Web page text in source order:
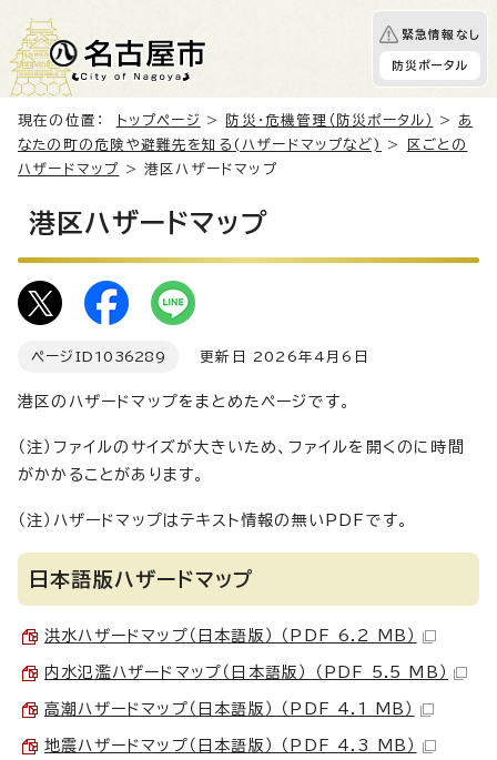
緊急情報なし
防災ポータル
現在の位置： トップページ > 防災・危機管理（防災ポータル） > あ
なたの町の危険や避難先を知る(ハザードマップなど)
>
区ごとの
ハザードマップ
> 港区ハザードマップ
港区ハザードマップ
ページID 1036289 更新日 2026年4月6日
港区のハザードマップをまとめたページです。
（注）ファイルのサイズが大きいため、ファイルを開くのに時間
がかかることがあります。
（注）ハザードマップはテキスト情報の無いPDFです。
日本語版ハザードマップ
洪水ハザードマップ（日本語版） （PDF 6.2 MB）
内水氾濫ハザードマップ（日本語版） （PDF 5.5 MB）
高潮ハザードマップ（日本語版） （PDF 4.1 MB）
地震ハザードマップ（日本語版） （PDF 4.3 MB）